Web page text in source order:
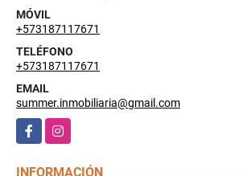
MÓVIL
+573187117671
TELÉFONO
+573187117671
EMAIL
summer.inmobiliaria@gmail.com
FacebookInstagram
INFORMACIÓN